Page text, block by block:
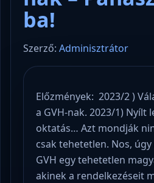
ba!
Szerző: Adminisztrátor
Előzmények: 2023/2 )
a GVH-nak. 2023/1) Nyílt
oktatás… Azt mondják
csak tehetetlen. Nos,
GVH egy tehetetlen
akinek a rendelkezéseit